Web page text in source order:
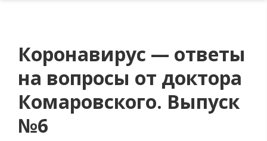
Коронавирус — ответы
на вопросы от доктора
Комаровского. Выпуск
№6